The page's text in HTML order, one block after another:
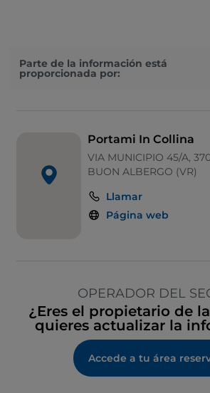
Parte de la información está
proporcionada por:
Portami In Collina
VIA MUNICIPIO 45/A,
BUON ALBERGO (VR)
Llamar
Página web
OPERADOR DEL
¿Eres el propietario de
quieres actualizar la
Accede a tu área